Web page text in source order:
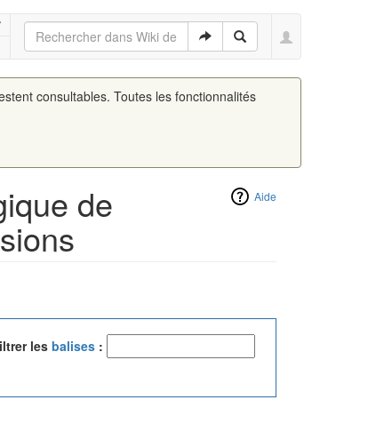
consultables. Toutes les fonctionnalités
Aide
de
lesbalises :